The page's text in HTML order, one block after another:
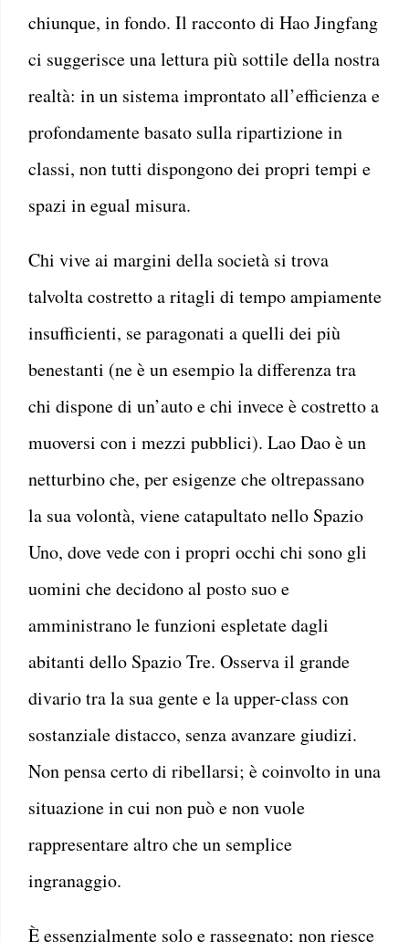
chiunque, in fondo. Il racconto di Hao Jingfang
ci suggerisce una lettura più sottile della nostra
realtà: in un sistema improntato all’efficienza e
profondamente basato sulla ripartizione in
classi, non tutti dispongono dei propri tempi e
spazi in egual misura.
Chi vive ai margini della società si trova
talvolta costretto a ritagli di tempo ampiamente
insufficienti, se paragonati a quelli dei più
benestanti (ne è un esempio la differenza tra
chi dispone di un’auto e chi invece è costretto a
muoversi con i mezzi pubblici). Lao Dao è un
netturbino che, per esigenze che oltrepassano
la sua volontà, viene catapultato nello Spazio
Uno, dove vede con i propri occhi chi sono gli
uomini che decidono al posto suo e
amministrano le funzioni espletate dagli
abitanti dello Spazio Tre. Osserva il grande
divario tra la sua gente e la upper-class con
sostanziale distacco, senza avanzare giudizi.
Non pensa certo di ribellarsi; è coinvolto in una
situazione in cui non può e non vuole
rappresentare altro che un semplice
ingranaggio.
È essenzialmente solo e rassegnato; non riesce